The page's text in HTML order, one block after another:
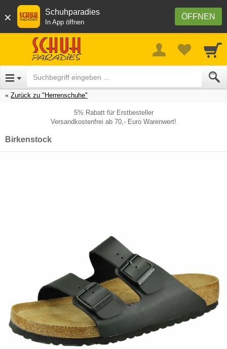
× ÖFFNEN
Schuhparadies
In App öffnen
Zurück zu "Herrenschuhe"
5% Rabatt für Erstbesteller
Versandkostenfrei ab 70,- Euro Warenwert!
Birkenstock